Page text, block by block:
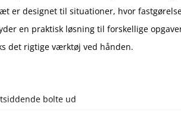
er designet til situationer, hvor
en praktisk løsning til forskellige
det rigtige værktøj ved hånden.
bolte ud